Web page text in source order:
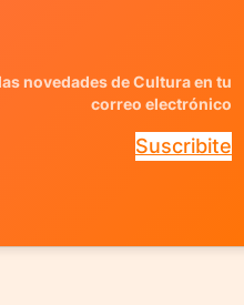
novedades de Cultura en tu
correo electrónico
Suscribite